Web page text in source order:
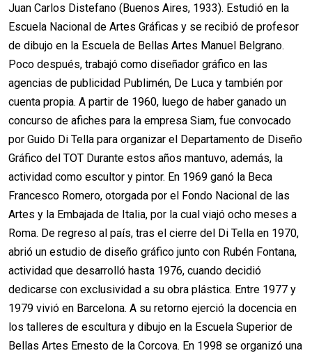
Juan Carlos Distefano (Buenos Aires, 1933). Estudió en la
Escuela Nacional de Artes Gráficas y se recibió de profesor
de dibujo en la Escuela de Bellas Artes Manuel Belgrano.
Poco después, trabajó como diseñador gráfico en las
agencias de publicidad Publimén, De Luca y también por
cuenta propia. A partir de 1960, luego de haber ganado un
concurso de afiches para la empresa Siam, fue convocado
por Guido Di Tella para organizar el Departamento de Diseño
Gráfico del TOT Durante estos años mantuvo, además, la
actividad como escultor y pintor. En 1969 ganó la Beca
Francesco Romero, otorgada por el Fondo Nacional de las
Artes y la Embajada de Italia, por la cual viajó ocho meses a
Roma. De regreso al país, tras el cierre del Di Tella en 1970,
abrió un estudio de diseño gráfico junto con Rubén Fontana,
actividad que desarrolló hasta 1976, cuando decidió
dedicarse con exclusividad a su obra plástica. Entre 1977 y
1979 vivió en Barcelona. A su retorno ejerció la docencia en
los talleres de escultura y dibujo en la Escuela Superior de
Bellas Artes Ernesto de la Corcova. En 1998 se organizó una